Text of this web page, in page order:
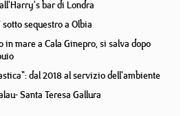
bar di Londra
sequestro a Olbia
mare a Cala Ginepro, si salva dopo
dal 2018 al servizio dell'ambiente
Santa Teresa Gallura